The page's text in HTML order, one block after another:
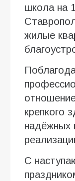
школа на
жилые
крепкого
надёжных
С